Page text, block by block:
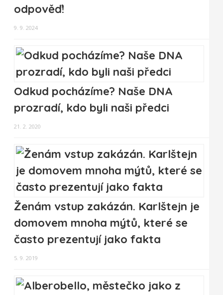
odpověď!
9. 9. 2024
Odkud pocházíme? Naše DNA
prozradí, kdo byli naši předci
21. 2. 2020
Ženám vstup zakázán. Karlštejn je
domovem mnoha mýtů, které se
často prezentují jako fakta
5. 9. 2019